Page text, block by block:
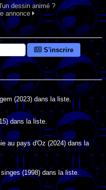
dessin animé ?
annonce
S'inscrire
(2023) dans la liste.
dans la liste.
au pays d'Oz (2024) dans la
(1998) dans la liste.